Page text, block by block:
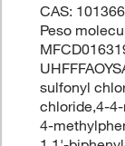
CAS:
Peso
sulfonyl
chloride,4-
4-